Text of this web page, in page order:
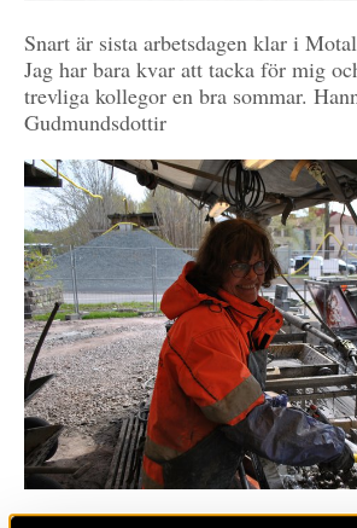
Snart är sista arbetsdagen klar i
Jag har bara kvar att tacka för mig
trevliga kollegor en bra sommar.
Gudmundsdottir